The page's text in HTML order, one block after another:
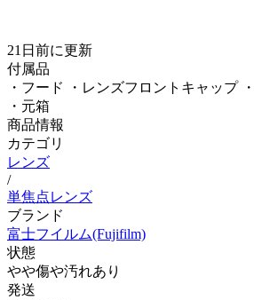
21日前に更新
付属品
・フード ・レンズフロントキャップ
・元箱
商品情報
カテゴリ
レンズ
/
単焦点レンズ
ブランド
富士フイルム(Fujifilm)
状態
やや傷や汚れあり
発送